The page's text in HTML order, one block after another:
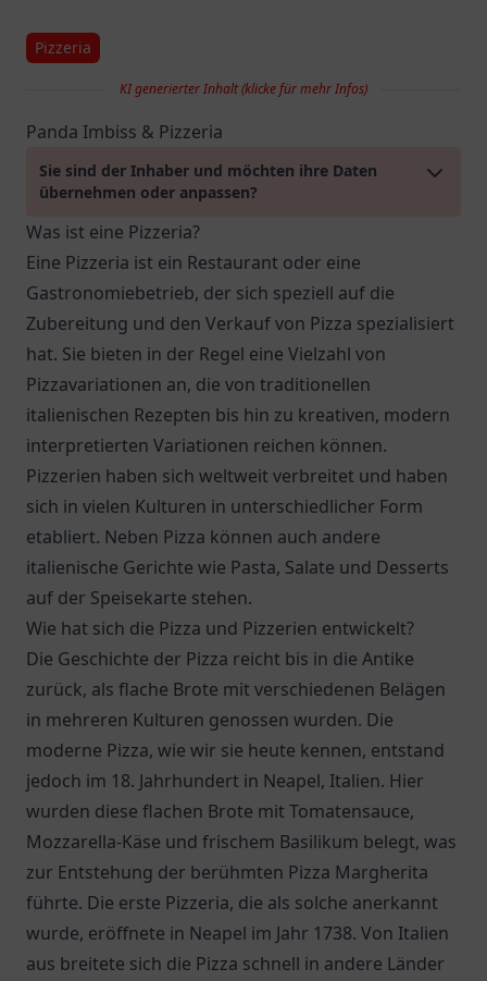
Pizzeria
KI generierter Inhalt (klicke für mehr Infos)
Panda Imbiss & Pizzeria
Sie sind der Inhaber und möchten ihre Daten
übernehmen oder anpassen?
Was ist eine Pizzeria?
Eine Pizzeria ist ein Restaurant oder eine
Gastronomiebetrieb, der sich speziell auf die
Zubereitung und den Verkauf von Pizza spezialisiert
hat. Sie bieten in der Regel eine Vielzahl von
Pizzavariationen an, die von traditionellen
italienischen Rezepten bis hin zu kreativen, modern
interpretierten Variationen reichen können.
Pizzerien haben sich weltweit verbreitet und haben
sich in vielen Kulturen in unterschiedlicher Form
etabliert. Neben Pizza können auch andere
italienische Gerichte wie Pasta, Salate und Desserts
auf der Speisekarte stehen.
Wie hat sich die Pizza und Pizzerien entwickelt?
Die Geschichte der Pizza reicht bis in die Antike
zurück, als flache Brote mit verschiedenen Belägen
in mehreren Kulturen genossen wurden. Die
moderne Pizza, wie wir sie heute kennen, entstand
jedoch im 18. Jahrhundert in Neapel, Italien. Hier
wurden diese flachen Brote mit Tomatensauce,
Mozzarella-Käse und frischem Basilikum belegt, was
zur Entstehung der berühmten Pizza Margherita
führte. Die erste Pizzeria, die als solche anerkannt
wurde, eröffnete in Neapel im Jahr 1738. Von Italien
aus breitete sich die Pizza schnell in andere Länder